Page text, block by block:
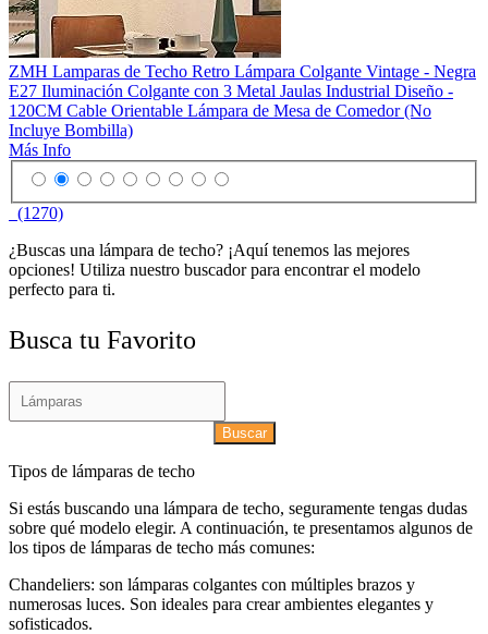
ZMH Lamparas de Techo Retro Lámpara Colgante Vintage - Negra
E27 Iluminación Colgante con 3 Metal Jaulas Industrial Diseño -
120CM Cable Orientable Lámpara de Mesa de Comedor (No
Incluye Bombilla)
Más Info
(1270)
¿Buscas una lámpara de techo? ¡Aquí tenemos las mejores
opciones! Utiliza nuestro buscador para encontrar el modelo
perfecto para ti.
Busca tu Favorito
Buscar
Tipos de lámparas de techo
Si estás buscando una lámpara de techo, seguramente tengas dudas
sobre qué modelo elegir. A continuación, te presentamos algunos de
los tipos de lámparas de techo más comunes:
Chandeliers: son lámparas colgantes con múltiples brazos y
numerosas luces. Son ideales para crear ambientes elegantes y
sofisticados.